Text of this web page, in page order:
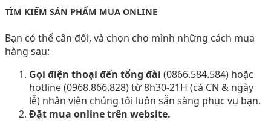
TÌM KIẾM SẢN PHẨM MUA ONLINE
Bạn có thể cân đối, và chọn cho mình những cách mua
hàng sau:
Gọi điện thoại đến tổng đài (0866.584.584) hoặc
hotline (0968.866.828) từ 8h30-21H (cả CN & ngày
lễ) nhân viên chúng tôi luôn sẵn sàng phục vụ bạn.
Đặt mua online trên website.